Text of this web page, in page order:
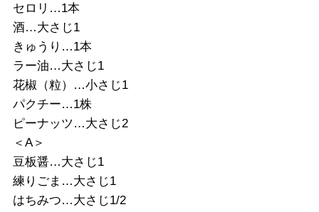
セロリ…1本
酒…大さじ1
きゅうり…1本
ラー油…大さじ1
花椒（粒）…小さじ1
パクチー…1株
ピーナッツ…大さじ2
＜A＞
豆板醤…大さじ1
練りごま…大さじ1
はちみつ…大さじ1/2